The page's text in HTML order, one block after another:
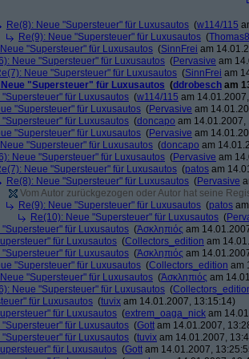
Re(8): Neue "Supersteuer" für Luxusautos (w114/115
Re(9): Neue "Supersteuer" für Luxusautos (
"Supersteuer" für Luxusautos (SinnFrei am
Neue "Supersteuer" für Luxusautos (Pervasive am
Neue "Supersteuer" für Luxusautos (SinnFrei am
Neue "Supersteuer" für Luxusautos (ddrobesch am
"Supersteuer" für Luxusautos (w114/115 am
"Supersteuer" für Luxusautos (Pervasive am
"Supersteuer" für Luxusautos (doncapo am 14.01.2007,
"Supersteuer" für Luxusautos (Pervasive am
"Supersteuer" für Luxusautos (doncapo am
Neue "Supersteuer" für Luxusautos (Pervasive am
Neue "Supersteuer" für Luxusautos (patos am
Re(8): Neue "Supersteuer" für Luxusautos (Pervasive
Vom Autor zurückgezogen oder Autor hat seine
Re(9): Neue "Supersteuer" für Luxusautos (patos
Re(10): Neue "Supersteuer" für Luxusautos (
"Supersteuer" für Luxusautos (Ἀσκληπιός am
für Luxusautos (Collectors_edition am
"Supersteuer" für Luxusautos (Ἀσκληπιός am
"Supersteuer" für Luxusautos (Collectors_edition am
"Supersteuer" für Luxusautos (Ἀσκληπιός am
Neue "Supersteuer" für Luxusautos (
für Luxusautos (tuvix am 14.01.2007, 13:15:14)
für Luxusautos (extrem_oaga_nick am
"Supersteuer" für Luxusautos (Gott am 14.01.2007,
"Supersteuer" für Luxusautos (tuvix am 14.01.2007,
für Luxusautos (Gott am 14.01.2007,